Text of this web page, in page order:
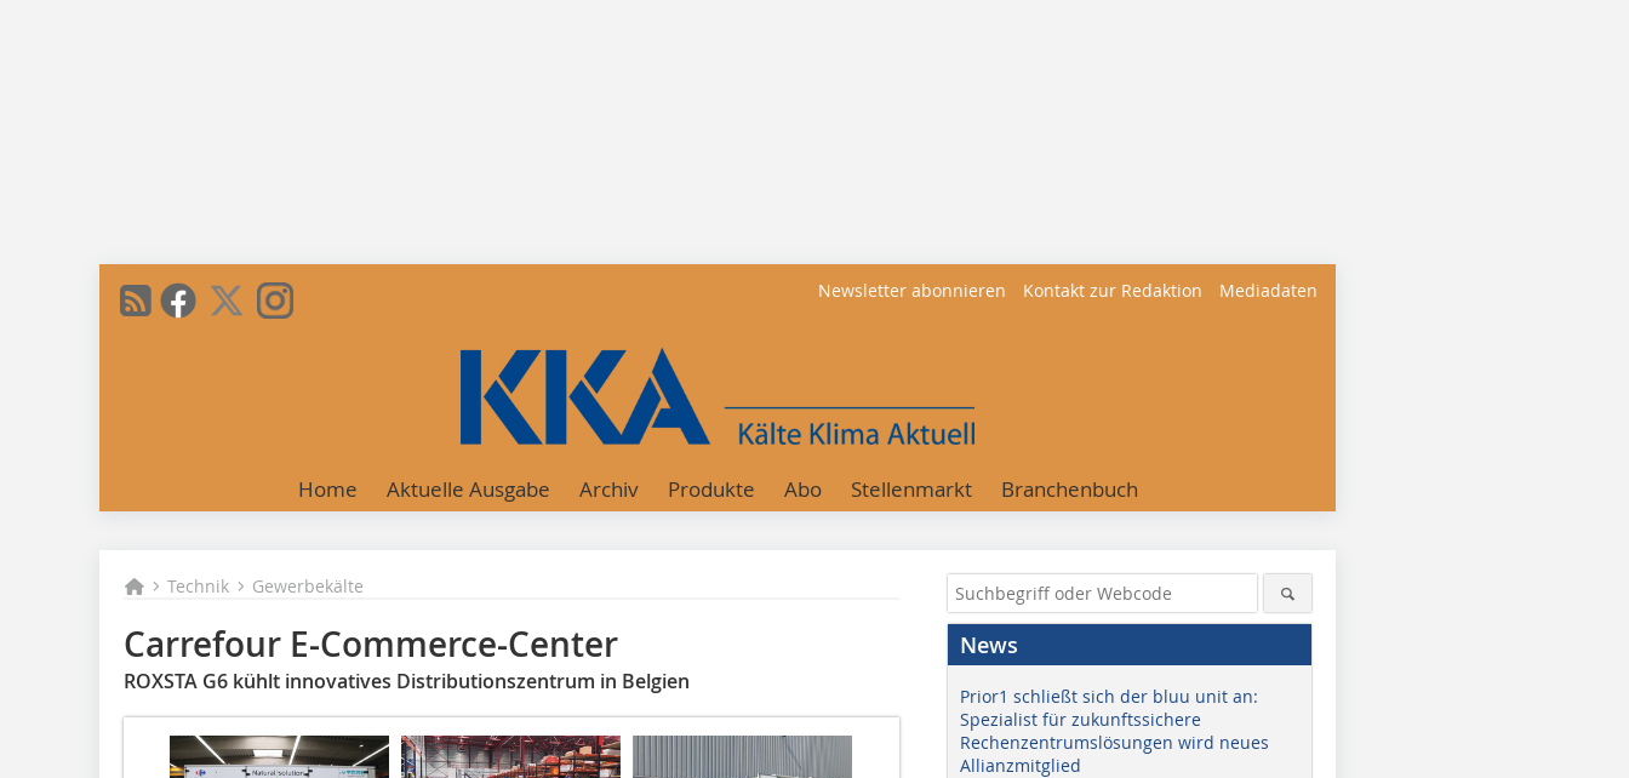
Newsletter abonnieren Kontakt zur Redaktion Mediadaten
Home Aktuelle Ausgabe Archiv Produkte Abo Stellenmarkt Branchenbuch
Technik Gewerbekälte
Carrefour E-Commerce-Center
ROXSTA G6 kühlt innovatives Distributionszentrum in Belgien
News
Prior1 schließt sich der bluu unit an:
Spezialist für zukunftssichere
Rechenzentrumslösungen wird neues
Allianzmitglied